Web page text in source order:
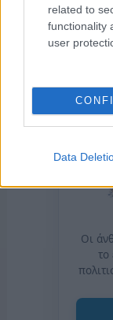
related to
functionality
user
Data
Οι
το